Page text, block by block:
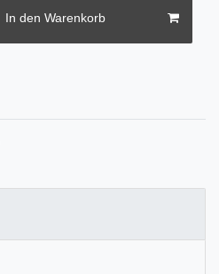
In den Warenkorb